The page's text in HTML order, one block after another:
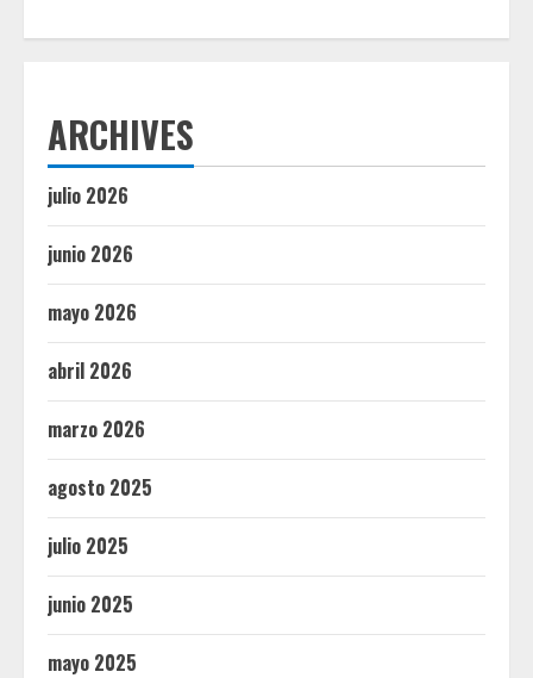
ARCHIVES
julio 2026
junio 2026
mayo 2026
abril 2026
marzo 2026
agosto 2025
julio 2025
junio 2025
mayo 2025